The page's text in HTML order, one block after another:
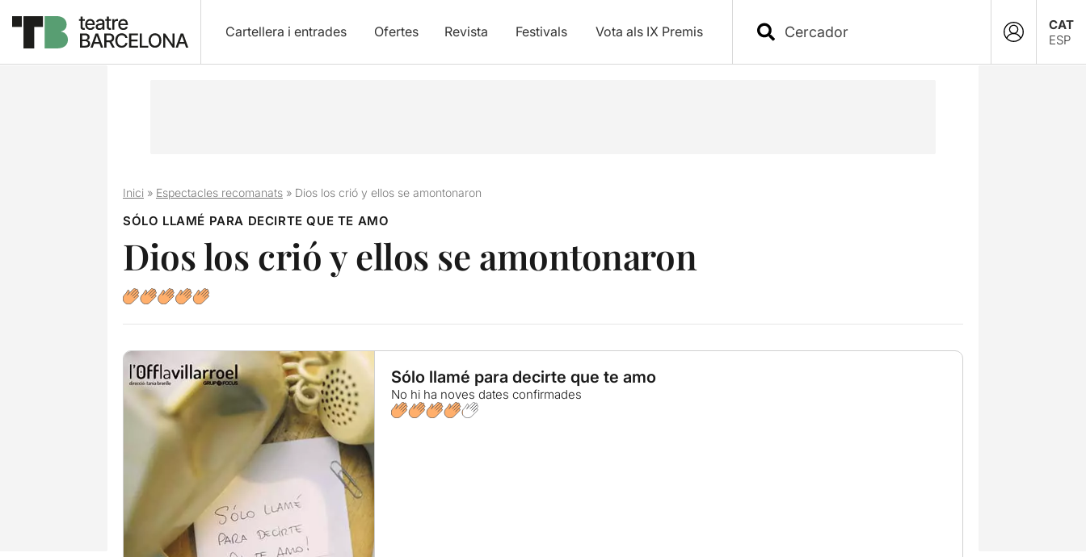
Cartellera i entrades Ofertes Revista Festivals Vota als IX Premis
CAT
ESP
Inici» Espectacles recomanats» Dios los crió y ellos se amontonaron
SÓLO LLAMÉ PARA DECIRTE QUE TE AMO
Dios los crió y ellos se amontonaron
Sólo llamé para decirte que te amo
No hi ha noves dates confirmades